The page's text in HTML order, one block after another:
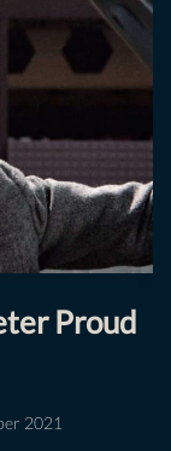
Proud
2021